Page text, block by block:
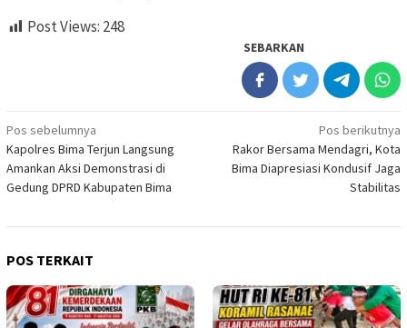
Post Views: 248
SEBARKAN
Navigasi
pos
Pos sebelumnya
Kapolres Bima Terjun Langsung
Amankan Aksi Demonstrasi di
Gedung DPRD Kabupaten Bima
Pos berikutnya
Rakor Bersama Mendagri, Kota
Bima Diapresiasi Kondusif Jaga
Stabilitas
POS TERKAIT